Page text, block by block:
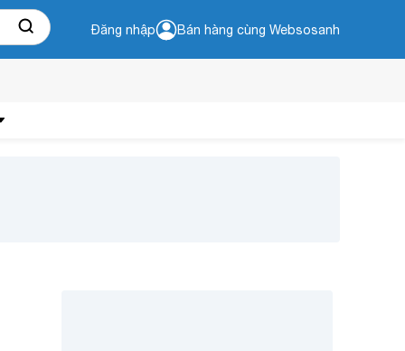
Đăng nhập Bán hàng cùng Websosanh